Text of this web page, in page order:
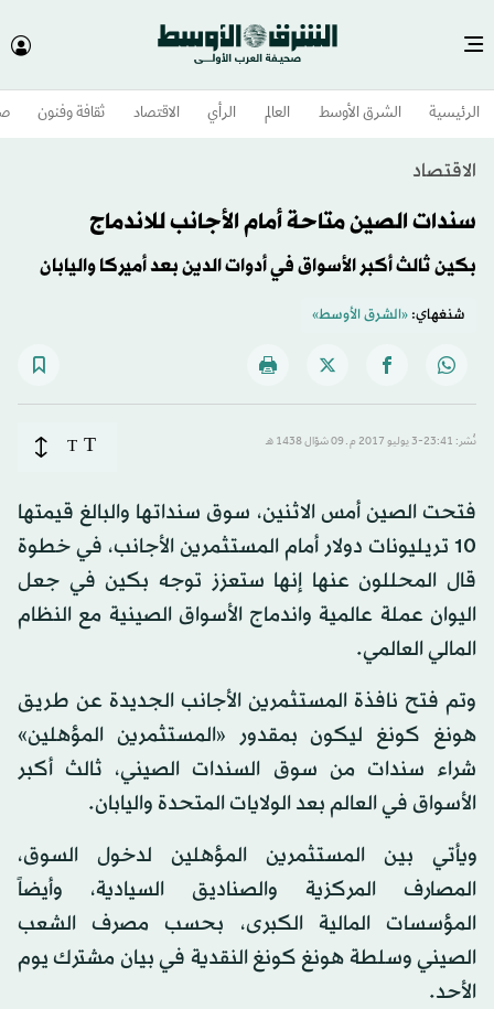
الرئيسية الشرق الأوسط​ العالم الرأي الاقتصاد ثقافة وفنون
الاقتصاد
سندات الصين متاحة أمام الأجانب للاندماج
بكين ثالث أكبر الأسواق في أدوات الدين بعد أميركا واليابان
شنغهاي:«الشرق الأوسط»
نُشر: 23:41-3 يوليو 2017 م ـ 09 شوّال 1438 هـ T
T
فتحت الصين أمس الاثنين، سوق سنداتها والبالغ قيمتها
10 تريليونات دولار أمام المستثمرين الأجانب، في خطوة
قال المحللون عنها إنها ستعزز توجه بكين في جعل
اليوان عملة عالمية واندماج الأسواق الصينية مع النظام
المالي العالمي.
وتم فتح نافذة المستثمرين الأجانب الجديدة عن طريق
هونغ كونغ ليكون بمقدور «المستثمرين المؤهلين»
شراء سندات من سوق السندات الصيني، ثالث أكبر
الأسواق في العالم بعد الولايات المتحدة واليابان.
ويأتي بين المستثمرين المؤهلين لدخول السوق،
المصارف المركزية والصناديق السيادية، وأيضاً
المؤسسات المالية الكبرى، بحسب مصرف الشعب
الصيني وسلطة هونغ كونغ النقدية في بيان مشترك يوم
الأحد.